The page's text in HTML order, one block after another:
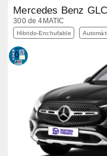
Mercedes Benz
300 de 4MATIC
Híbrido-Enchufable